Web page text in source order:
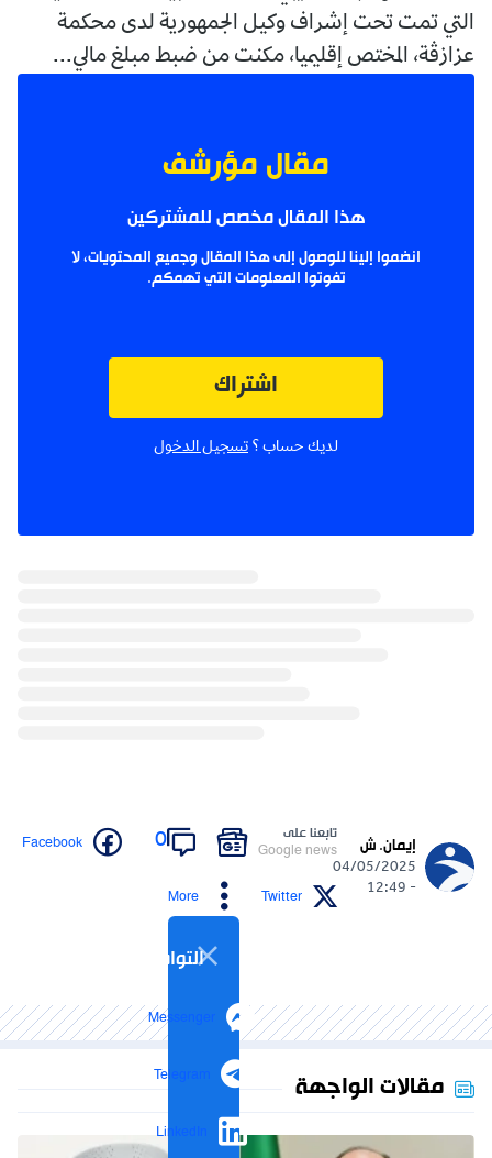
التي تمت تحت إشراف وكيل الجمهورية لدى محكمة
عزازڤة، المختص إقليميا، مكنت من ضبط مبلغ مالي...
مقال مؤرشف
هذا المقال مخصص للمشتركين
انضموا إلينا للوصول إلى هذا المقال وجميع المحتويات، لا
تفوتوا المعلومات التي تهمكم.
اشتراك
لديك حساب ؟ تسجيل الدخول
إيمان. ش
04/05/2025
- 12:49
تابعنا على
Google news
0
Facebook
Twitter
More
التواصل الاجتماعي
Messenger
Telegram
LinkedIn
مقالات الواجهة